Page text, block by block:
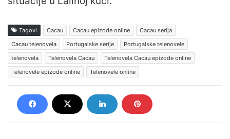
Tagovi Cacau Cacau epizode online
Cacau serija
Cacau telenovela
Portugalske serije
Portugalske telenovele
telenovela
Telenovela Cacau
Telenovela Cacau epizode online
Telenovele epizode online
Telenovele online